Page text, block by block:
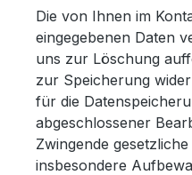
Die von Ihnen im
eingegebenen Daten
uns zur Löschung
zur Speicherung
für die
abgeschlossener
Zwingende
insbesondere